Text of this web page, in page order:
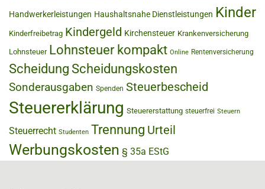
Handwerkerleistungen Haushaltsnahe Dienstleistungen Kinder
Kinderfreibetrag Kindergeld Kirchensteuer Krankenversicherung
Lohnsteuer Lohnsteuer kompakt Online Rentenversicherung
Scheidung Scheidungskosten
Sonderausgaben Spenden Steuerbescheid
Steuererklärung Steuererstattung steuerfrei Steuern
Steuerrecht Studenten Trennung Urteil
Werbungskosten § 35a EStG